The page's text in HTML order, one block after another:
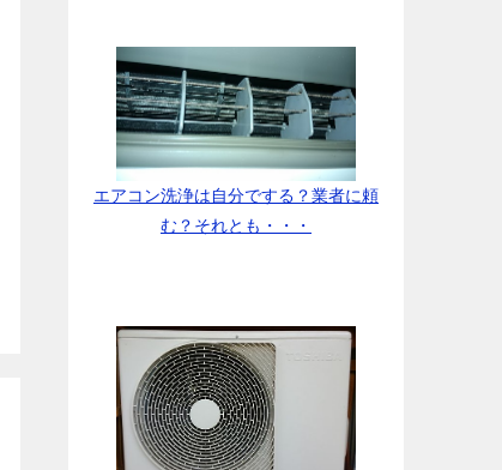
エアコン洗浄は自分でする？業者に頼
む？それとも・・・